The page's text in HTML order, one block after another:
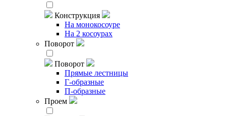
Конструкция
На монокосоуре
На 2 косоурах
Поворот
Поворот
Прямые лестницы
Г-образные
П-образные
Проем